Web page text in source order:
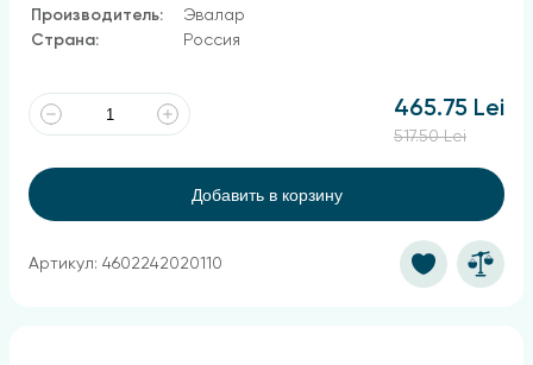
Производитель:
Эвалар
Страна:
Россия
465.75 Lei
517.50 Lei
Добавить в корзину
Артикул: 4602242020110